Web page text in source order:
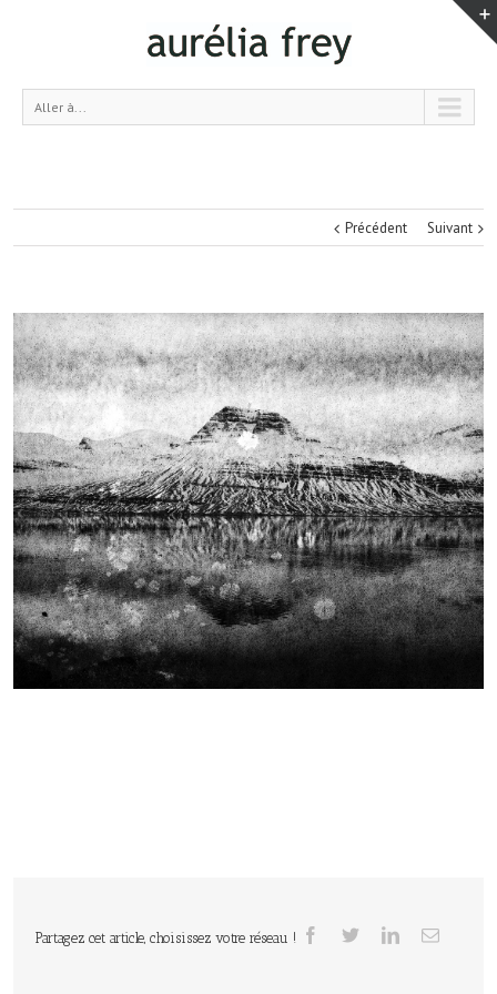
Aller à...
Précédent Suivant
Partagez cet article, choisissez votre réseau !